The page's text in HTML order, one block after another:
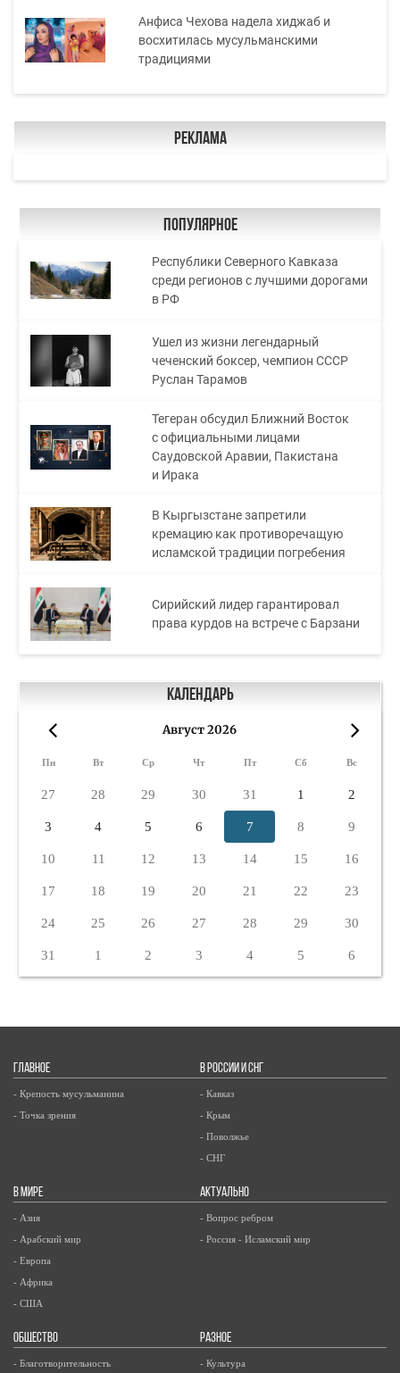
Анфиса Чехова надела хиджаб и
восхитилась мусульманскими
традициями
Реклама
Популярное
Республики Северного Кавказа
среди регионов с лучшими дорогами
в РФ
Ушел из жизни легендарный
чеченский боксер, чемпион СССР
Руслан Тарамов
Тегеран обсудил Ближний Восток
с официальными лицами
Саудовской Аравии, Пакистана
и Ирака
В Кыргызстане запретили
кремацию как противоречащую
исламской традиции погребения
Сирийский лидер гарантировал
права курдов на встрече с Барзани
Календарь
Август 2026
Пн Вт Ср Чт Пт Сб Вс
27 28 29 30 31 1 2
3 4 5 6 7 8 9
10 11 12 13 14 15 16
17 18 19 20 21 22 23
24 25 26 27 28 29 30
31 1 2 3 4 5 6
ГЛАВНОЕ
- Крепость мусульманина
- Точка зрения
В РОССИИ И СНГ
- Кавказ
- Крым
- Поволжье
- СНГ
В МИРЕ
- Азия
- Арабский мир
- Европа
- Африка
- США
АКТУАЛЬНО
- Вопрос ребром
- Россия - Исламский мир
ОБЩЕСТВО
- Благотворительность
РАЗНОЕ
- Культура